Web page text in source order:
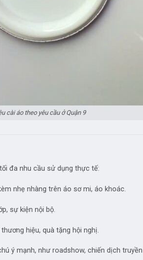
cài áo theo yêu cầu ở Quận 9
đa nhu cầu sử dụng thực tế:
nhẹ nhàng trên áo sơ mi, áo khoác.
sự kiện nội bộ.
hiệu, quà tặng hội nghị.
ý mạnh, như roadshow, chiến dịch